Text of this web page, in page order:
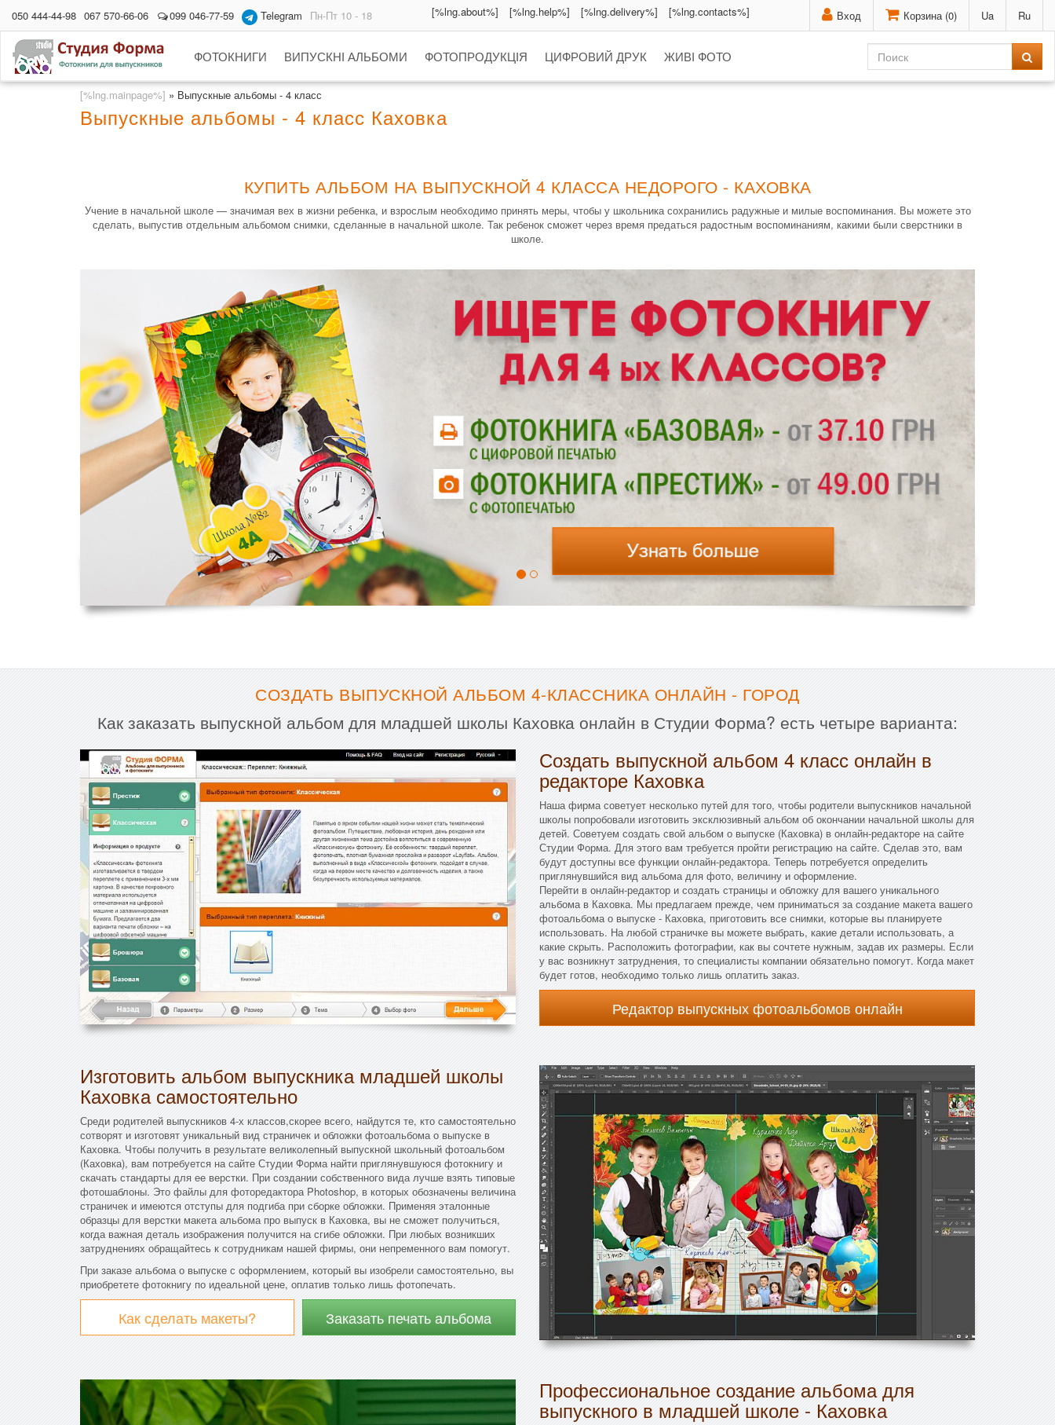
Вход Корзина (0) Ua Ru
050 444-44-98 067 570-66-06 099 046-77-59 Telegram Пн-Пт 10 - 18 [%lng.about%] [%lng.help%] [%lng.delivery%] [%lng.contacts%]
ФОТОКНИГИ ВИПУСКНІ АЛЬБОМИ ФОТОПРОДУКЦІЯ ЦИФРОВИЙ ДРУК ЖИВІ ФОТО
[%lng.mainpage%] » Выпускные альбомы - 4 класс
Выпускные альбомы - 4 класс Каховка
КУПИТЬ АЛЬБОМ НА ВЫПУСКНОЙ 4 КЛАССА НЕДОРОГО - КАХОВКА
Учение в начальной школе — значимая вех в жизни ребенка, и взрослым необходимо принять меры, чтобы у школьника сохранились радужные и милые воспоминания. Вы можете это
сделать, выпустив отдельным альбомом снимки, сделанные в начальной школе. Так ребенок сможет через время предаться радостным воспоминаниям, какими были сверстники в
школе.
СОЗДАТЬ ВЫПУСКНОЙ АЛЬБОМ 4-КЛАССНИКА ОНЛАЙН - ГОРОД
Как заказать выпускной альбом для младшей школы Каховка онлайн в Студии Форма? есть четыре варианта:
Создать выпускной альбом 4 класс онлайн в
редакторе Каховка
Наша фирма советует несколько путей для того, чтобы родители выпускников начальной
школы попробовали изготовить эксклюзивный альбом об окончании начальной школы для
детей. Советуем создать свой альбом о выпуске (Каховка) в онлайн-редакторе на сайте
Студии Форма. Для этого вам требуется пройти регистрацию на сайте. Сделав это, вам
будут доступны все функции онлайн-редактора. Теперь потребуется определить
приглянувшийся вид альбома для фото, величину и оформление.
Перейти в онлайн-редактор и создать страницы и обложку для вашего уникального
альбома в Каховка. Мы предлагаем прежде, чем приниматься за создание макета вашего
фотоальбома о выпуске - Каховка, приготовить все снимки, которые вы планируете
использовать. На любой страничке вы можете выбрать, какие детали использовать, а
какие скрыть. Расположить фотографии, как вы сочтете нужным, задав их размеры. Если
у вас возникнут затруднения, то специалисты компании обязательно помогут. Когда макет
будет готов, необходимо только лишь оплатить заказ.
Редактор выпускных фотоальбомов онлайн
Изготовить альбом выпускника младшей школы
Каховка самостоятельно
Среди родителей выпускников 4-х классов,скорее всего, найдутся те, кто самостоятельно
сотворят и изготовят уникальный вид страничек и обложки фотоальбома о выпуске в
Каховка. Чтобы получить в результате великолепный выпускной школьный фотоальбом
(Каховка), вам потребуется на сайте Студии Форма найти приглянувшуюся фотокнигу и
скачать стандарты для ее верстки. При создании собственного вида лучше взять типовые
фотошаблоны. Это файлы для фоторедактора Photoshop, в которых обозначены величина
страничек и имеются отступы для подгиба при сборке обложки. Применяя эталонные
образцы для верстки макета альбома про выпуск в Каховка, вы не сможет получиться,
когда важная деталь изображения получится на сгибе обложки. При любых возникших
затруднениях обращайтесь к сотрудникам нашей фирмы, они непременного вам помогут.
При заказе альбома о выпуске с оформлением, который вы изобрели самостоятельно, вы
приобретете фотокнигу по идеальной цене, оплатив только лишь фотопечать.
Как сделать макеты? Заказать печать альбома
Профессиональное создание альбома для
выпускного в младшей школе - Каховка